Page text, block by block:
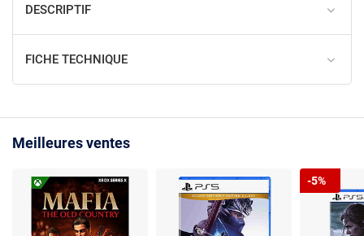
DESCRIPTIF
FICHE TECHNIQUE
Meilleures ventes
-5%